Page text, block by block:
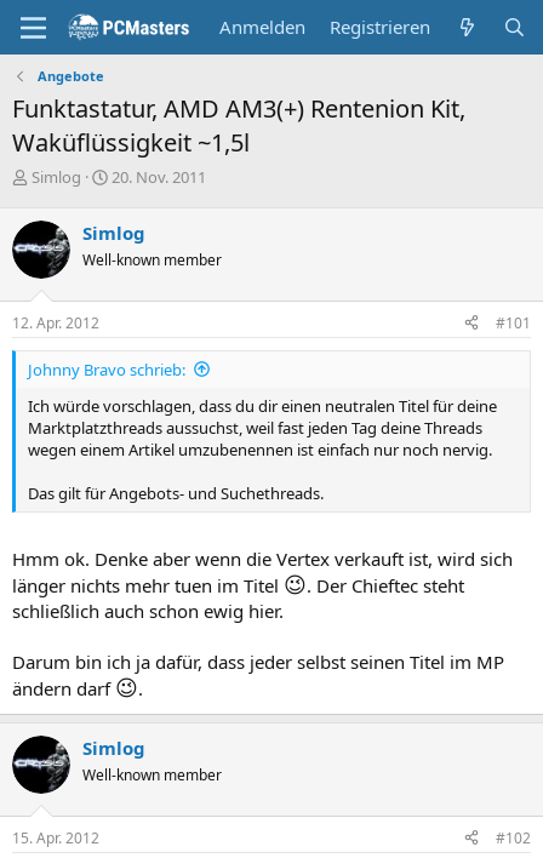
Anmelden Registrieren
Angebote
Funktastatur, AMD AM3(+) Rentenion Kit,
Waküflüssigkeit ~1,5l
E
s
t
l
l
e
r
Simlog
E
t
e
l
a
m
20. Nov. 2011
Simlog
Well-known member
12. Apr. 2012 #101
Johnny Bravo schrieb:
Ich würde vorschlagen, dass du dir einen neutralen Titel für deine
Marktplatzthreads aussuchst, weil fast jeden Tag deine Threads
wegen einem Artikel umzubenennen ist einfach nur noch nervig.
Das gilt für Angebots- und Suchethreads.
Hmm ok. Denke aber wenn die Vertex verkauft ist, wird sich
länger nichts mehr tuen im Titel 😉. Der Chieftec steht
schließlich auch schon ewig hier.
Darum bin ich ja dafür, dass jeder selbst seinen Titel im MP
ändern darf 😉.
Simlog
Well-known member
15. Apr. 2012 #102